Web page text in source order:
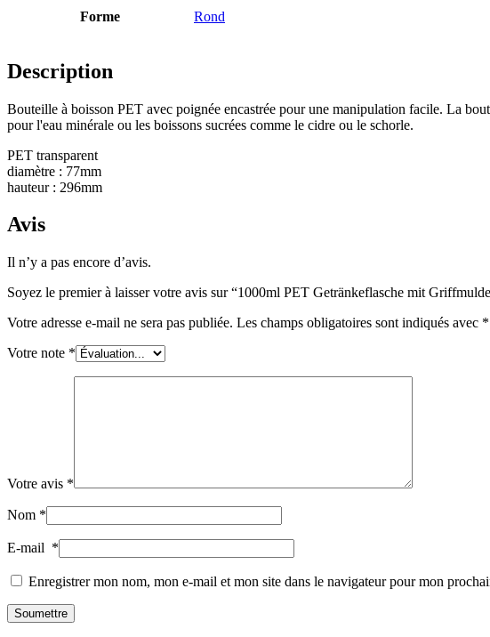
Cosmétiques(292)
Alimentation
Durable(301)
Bouteilles de sauce
Réservoirs(2)
Forme Rond
Description
Bouteille à boisson PET avec poignée encastrée pour une manipulation facile. La
pour l'eau minérale ou les boissons sucrées comme le cidre ou le schorle.
PET transparent
diamètre : 77mm
hauteur : 296mm
Avis
Il n’y a pas encore d’avis.
Soyez le premier à laisser votre avis sur “1000ml PET Getränkeflasche mit
Votre adresse e-mail ne sera pas publiée. Les champs obligatoires sont indiqués avec *
Votre note *
Votre avis *
Nom *
E-mail *
Enregistrer mon nom, mon e-mail et mon site dans le navigateur pour mon